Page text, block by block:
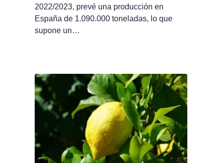
2022/2023, prevé una producción en
España de 1.090.000 toneladas, lo que
supone un…